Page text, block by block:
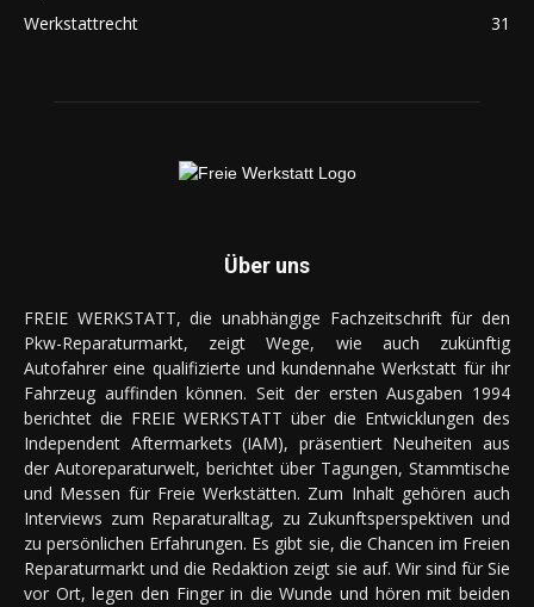
Werkstattrecht
31
Über uns
FREIE WERKSTATT, die unabhängige Fachzeitschrift für den
Pkw-Reparaturmarkt, zeigt Wege, wie auch zukünftig
Autofahrer eine qualifizierte und kundennahe Werkstatt für ihr
Fahrzeug auffinden können. Seit der ersten Ausgaben 1994
berichtet die FREIE WERKSTATT über die Entwicklungen des
Independent Aftermarkets (IAM), präsentiert Neuheiten aus
der Autoreparaturwelt, berichtet über Tagungen, Stammtische
und Messen für Freie Werkstätten. Zum Inhalt gehören auch
Interviews zum Reparaturalltag, zu Zukunftsperspektiven und
zu persönlichen Erfahrungen. Es gibt sie, die Chancen im Freien
Reparaturmarkt und die Redaktion zeigt sie auf. Wir sind für Sie
vor Ort, legen den Finger in die Wunde und hören mit beiden